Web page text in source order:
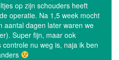
op zijn schouders heeft
operatie. Na 1,5 week mocht
aantal dagen later waren we
Super fijn, maar ook
nu weg is, naja ik ben